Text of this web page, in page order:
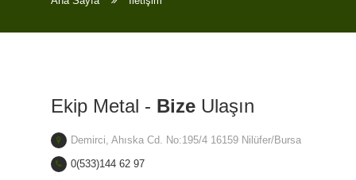
Ekip Metal - Bize Ulaşın
Demirci, Ahıska Cd. No:195/4 16159 Nilüfer/Bursa
0(533)144 62 97